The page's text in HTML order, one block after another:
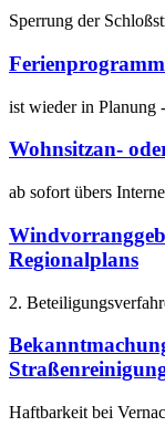
Sperrung der
Ferienprogramm
ist wieder in Planung
Wohnsitzan-
ab sofort übers
Regionalplans
2.
Haftbarkeit bei